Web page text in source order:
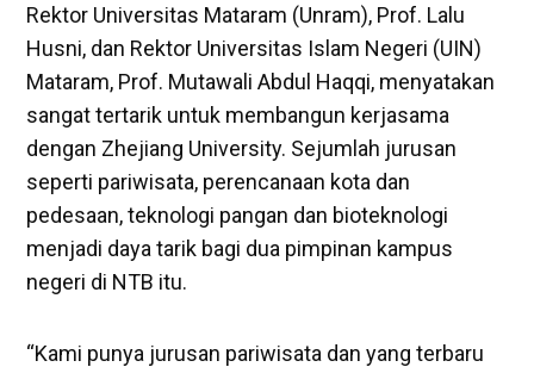
Rektor Universitas Mataram (Unram), Prof. Lalu
Husni, dan Rektor Universitas Islam Negeri (UIN)
Mataram, Prof. Mutawali Abdul Haqqi, menyatakan
sangat tertarik untuk membangun kerjasama
dengan Zhejiang University. Sejumlah jurusan
seperti pariwisata, perencanaan kota dan
pedesaan, teknologi pangan dan bioteknologi
menjadi daya tarik bagi dua pimpinan kampus
negeri di NTB itu.
“Kami punya jurusan pariwisata dan yang terbaru